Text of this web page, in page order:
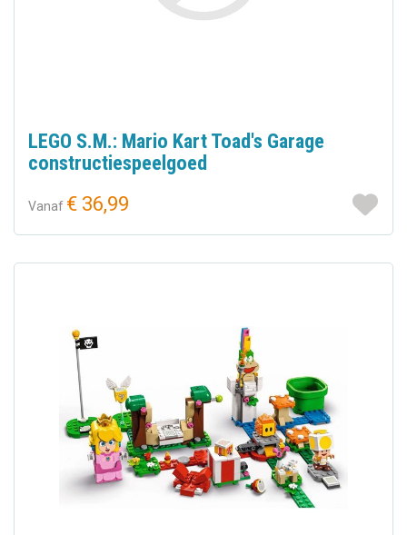
LEGO S.M.: Mario Kart Toad's Garage
constructiespeelgoed
Vanaf € 36,99